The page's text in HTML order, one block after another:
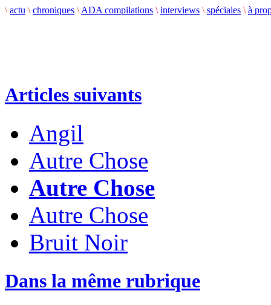
\ actu \ chroniques \ ADA compilations \ interviews \ spéciales \ à
Articles suivants
Angil
Autre Chose
Autre Chose
Autre Chose
Bruit Noir
Dans la même rubrique